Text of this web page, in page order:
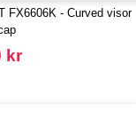
FX6606K - Curved visor
kr